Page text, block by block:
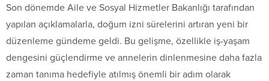
Son dönemde Aile ve Sosyal Hizmetler Bakanlığı tarafından
yapılan açıklamalarla, doğum izni sürelerini artıran yeni bir
düzenleme gündeme geldi. Bu gelişme, özellikle iş-yaşam
dengesini güçlendirme ve annelerin dinlenmesine daha fazla
zaman tanıma hedefiyle atılmış önemli bir adım olarak